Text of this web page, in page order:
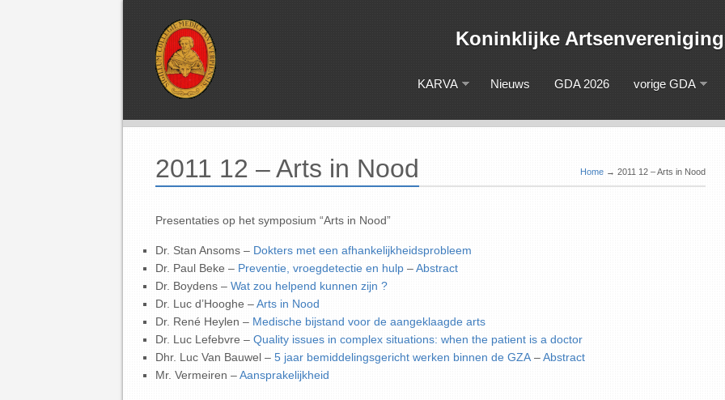
Koninklijke
KARVA Nieuws GDA 2026 vorige GDA
2011 12 – Arts in Nood Home → 2011 12 – Arts in Nood
Presentaties op het symposium “Arts in Nood”
Dr. Stan Ansoms – Dokters met een afhankelijkheidsprobleem
Dr. Paul Beke – Preventie, vroegdetectie en hulp –Abstract
Dr. Boydens – Wat zou helpend kunnen zijn ?
Dr. Luc d’Hooghe –Arts in Nood
Dr. René Heylen – Medische bijstand voor de aangeklaagde arts
Dr. Luc Lefebvre – Quality issues in complex situations: when the patient is a doctor
Dhr. Luc Van Bauwel – 5 jaar bemiddelingsgericht werken binnen de GZA –Abstract
Mr. Vermeiren –Aansprakelijkheid